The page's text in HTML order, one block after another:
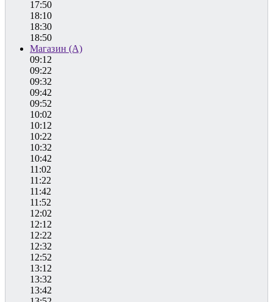
17:50
18:10
18:30
18:50
Магазин (А)
09:12
09:22
09:32
09:42
09:52
10:02
10:12
10:22
10:32
10:42
11:02
11:22
11:42
11:52
12:02
12:12
12:22
12:32
12:52
13:12
13:32
13:42